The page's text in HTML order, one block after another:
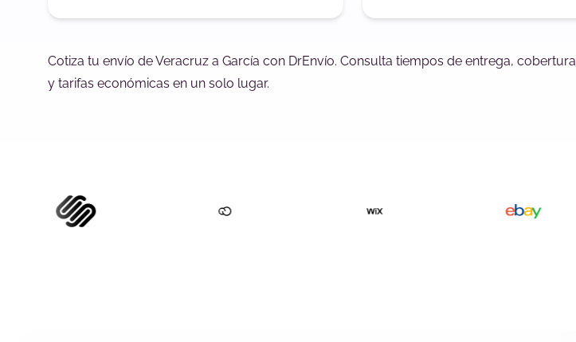
Cotiza tu envío de Veracruz a García con DrEnvío. Consulta tiempos de entrega, cobertura
y tarifas económicas en un solo lugar.